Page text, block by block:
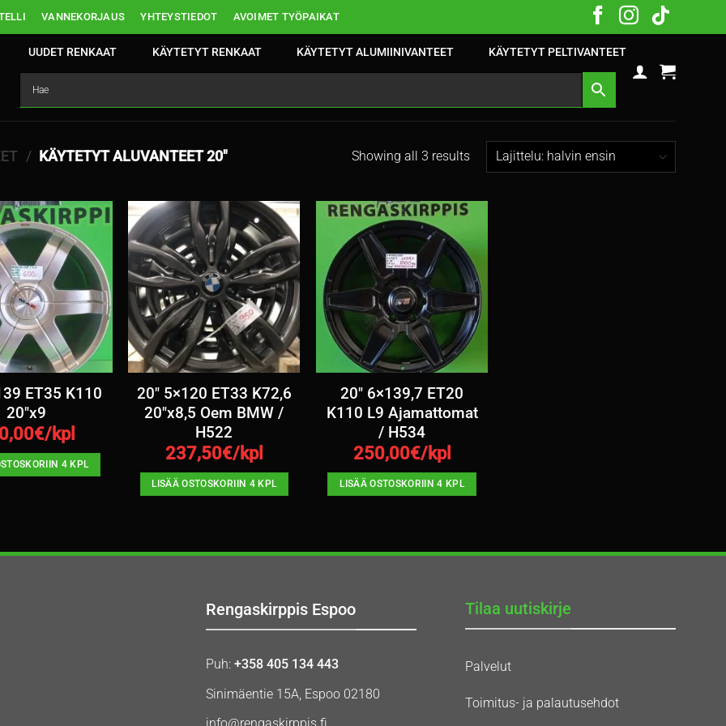
VANNEKORJAUS YHTEYSTIEDOT AVOIMET TYÖPAIKAT
UUDET RENKAAT KÄYTETYT RENKAAT KÄYTETYT ALUMIINIVANTEET KÄYTETYT PELTIVANTEET
/ KÄYTETYT ALUVANTEET 20″ Showing all 3 results
ET35 K110
20″x9
€/kpl
4 KPL
20″ 5×120 ET33 K72,6
20″x8,5 Oem BMW /
H522
237,50€/kpl
LISÄÄ OSTOSKORIIN 4 KPL
20″ 6×139,7 ET20
K110 L9 Ajamattomat
/ H534
250,00€/kpl
LISÄÄ OSTOSKORIIN 4 KPL
Rengaskirppis Espoo
Puh: +358 405 134 443
Sinimäentie 15A, Espoo 02180
Tilaa uutiskirje
Palvelut
Toimitus- ja palautusehdot